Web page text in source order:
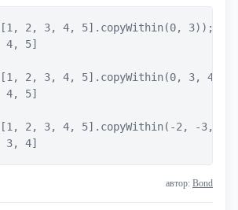
2, 3, 4, 5].copyWithin(0, 3));
5]
2, 3, 4, 5].copyWithin(0, 3, 4));
5]
2, 3, 4, 5].copyWithin(-2, -3, -
автор: Bond